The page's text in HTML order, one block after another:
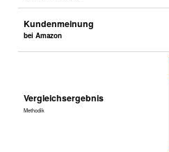
Kundenmeinung
bei Amazon
Vergleichsergebnis
Methodik